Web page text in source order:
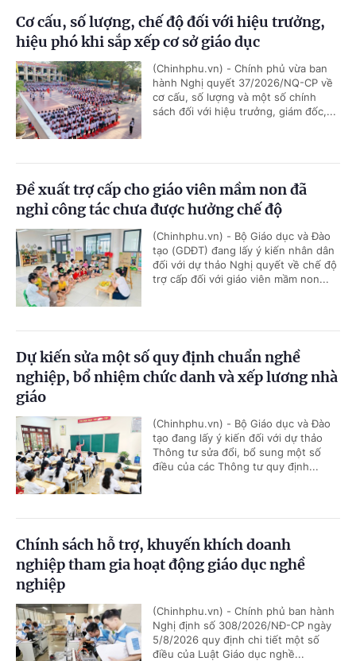
Cơ cấu, số lượng, chế độ đối với hiệu trưởng,
hiệu phó khi sắp xếp cơ sở giáo dục
(Chinhphu.vn) - Chính phủ vừa ban
hành Nghị quyết 37/2026/NQ-CP về
cơ cấu, số lượng và một số chính
sách đối với hiệu trưởng, giám đốc,...
Đề xuất trợ cấp cho giáo viên mầm non đã
nghỉ công tác chưa được hưởng chế độ
(Chinhphu.vn) - Bộ Giáo dục và Đào
tạo (GDĐT) đang lấy ý kiến nhân dân
đối với dự thảo Nghị quyết về chế độ
trợ cấp đối với giáo viên mầm non...
Dự kiến sửa một số quy định chuẩn nghề
nghiệp, bổ nhiệm chức danh và xếp lương nhà
giáo
(Chinhphu.vn) - Bộ Giáo dục và Đào
tạo đang lấy ý kiến đối với dự thảo
Thông tư sửa đổi, bổ sung một số
điều của các Thông tư quy định...
Chính sách hỗ trợ, khuyến khích doanh
nghiệp tham gia hoạt động giáo dục nghề
nghiệp
(Chinhphu.vn) - Chính phủ ban hành
Nghị định số 308/2026/NĐ-CP ngày
5/8/2026 quy định chi tiết một số
điều của Luật Giáo dục nghề...